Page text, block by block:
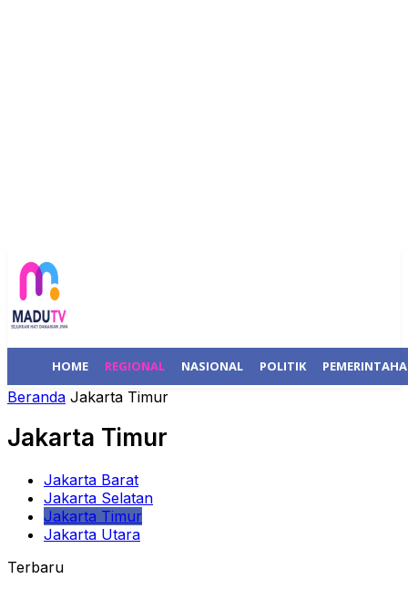
HOME REGIONAL NASIONAL POLITIK
Beranda Jakarta Timur
Jakarta Timur
Jakarta Barat
Jakarta Selatan
Jakarta Timur
Jakarta Utara
Terbaru